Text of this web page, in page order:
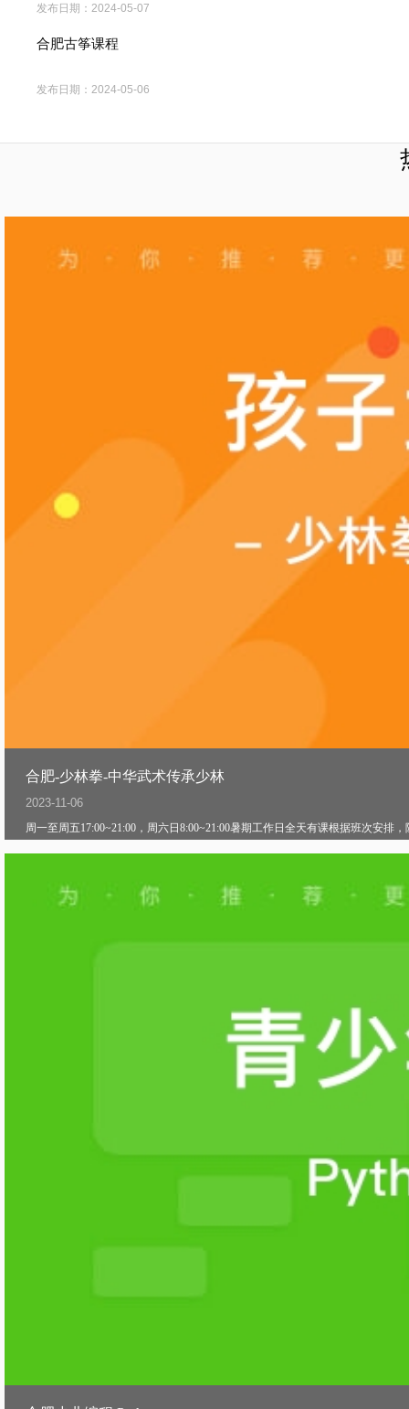
发布日期： 2024-05-07
合肥古筝课程
发布日期： 2024-05-06
合肥-少林拳-中华武术传承少林
2023-11-06
周一至周五17:00~21:00，周六日8:00~21:00暑期工作日全天有课根据班次安排，